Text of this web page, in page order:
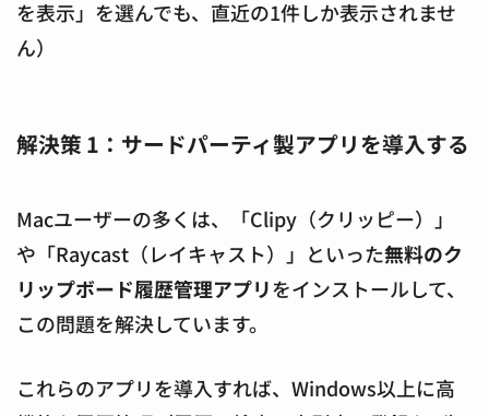
を表示」を選んでも、直近の1件しか表示されませ
ん）
解決策 1：サードパーティ製アプリを導入する
Macユーザーの多くは、「Clipy（クリッピー）」
や「Raycast（レイキャスト）」といった無料のク
リップボード履歴管理アプリをインストールして、
この問題を解決しています。
これらのアプリを導入すれば、Windows以上に高